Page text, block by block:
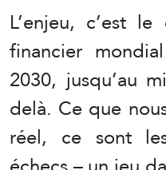
L’enjeu, c’est
financier
2030, jusqu’au
delà. Ce que
réel, ce sont